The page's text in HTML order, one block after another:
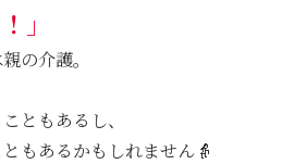
」
の介護。
ともあるし、
もあるかもしれません👵